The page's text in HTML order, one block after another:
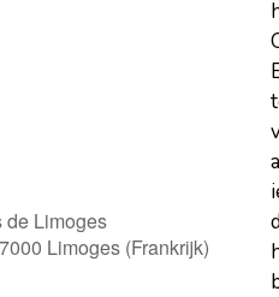
de Limoges
Limoges (Frankrijk)